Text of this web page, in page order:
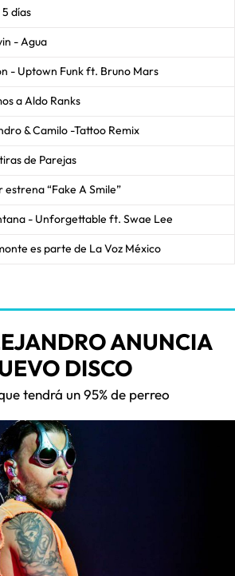
días
- Agua
- Uptown Funk ft. Bruno Mars
a Aldo Ranks
& Camilo -Tattoo Remix
de Parejas
estrena “Fake A Smile”
- Unforgettable ft. Swae Lee
es parte de La Voz México
ANUNCIA
DISCO
tendrá un 95% de perreo